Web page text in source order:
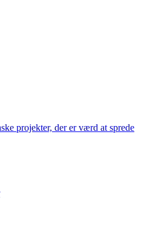
projekter, der er værd at sprede